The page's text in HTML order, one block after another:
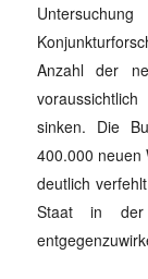
Anzahl der
sinken. Die
400.000 neuen
deutlich
Staat in der